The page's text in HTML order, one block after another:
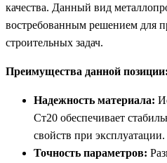
качества. Данный вид
востребованным решением для
строительных задач.
Преимущества данной позиции:
Надежность материала:
Ст20 обеспечивает
свойств при эксплуатации.
Точность параметров: